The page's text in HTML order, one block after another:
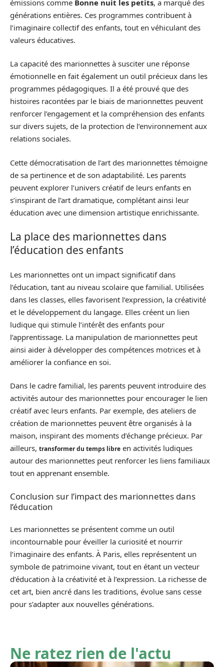
émissions comme Bonne nuit les petits, a marqué des
générations entières. Ces programmes contribuent à
l’imaginaire collectif des enfants, tout en véhiculant des
valeurs éducatives.
La capacité des marionnettes à susciter une réponse
émotionnelle en fait également un outil précieux dans les
programmes pédagogiques. Il a été prouvé que des
histoires racontées par le biais de marionnettes peuvent
renforcer l’engagement et la compréhension des enfants
sur divers sujets, de la protection de l’environnement aux
relations sociales.
Cette démocratisation de l’art des marionnettes témoigne
de sa pertinence et de son adaptabilité. Les parents
peuvent explorer l’univers créatif de leurs enfants en
s’inspirant de l’art dramatique, complétant ainsi leur
éducation avec une dimension artistique enrichissante.
La place des marionnettes dans
l’éducation des enfants
Les marionnettes ont un impact significatif dans
l’éducation, tant au niveau scolaire que familial. Utilisées
dans les classes, elles favorisent l’expression, la créativité
et le développement du langage. Elles créent un lien
ludique qui stimule l’intérêt des enfants pour
l’apprentissage. La manipulation de marionnettes peut
ainsi aider à développer des compétences motrices et à
améliorer la confiance en soi.
Dans le cadre familial, les parents peuvent introduire des
activités autour des marionnettes pour encourager le lien
créatif avec leurs enfants. Par exemple, des ateliers de
création de marionnettes peuvent être organisés à la
maison, inspirant des moments d’échange précieux. Par
ailleurs, transformer du temps libre en activités ludiques
autour des marionnettes peut renforcer les liens familiaux
tout en apprenant ensemble.
Conclusion sur l’impact des marionnettes dans
l’éducation
Les marionnettes se présentent comme un outil
incontournable pour éveiller la curiosité et nourrir
l’imaginaire des enfants. À Paris, elles représentent un
symbole de patrimoine vivant, tout en étant un vecteur
d’éducation à la créativité et à l’expression. La richesse de
cet art, bien ancré dans les traditions, évolue sans cesse
pour s’adapter aux nouvelles générations.
Ne ratez rien de l'actu